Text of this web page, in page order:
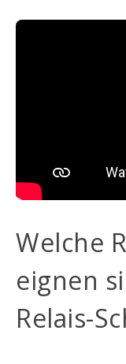
Welche
eignen
Relais-